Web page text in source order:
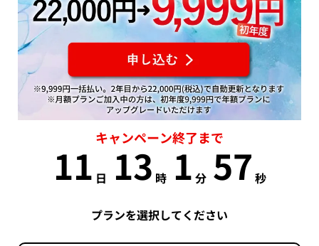
キャンペーン終了まで
11 日 13 時 1 分 56 秒
プランを選択してください